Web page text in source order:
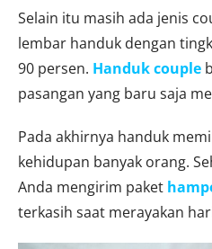
Selain itu masih ada jenis
lembar handuk dengan
90 persen. Handuk couple
pasangan yang baru saja
Pada akhirnya handuk
kehidupan banyak orang.
Anda mengirim paket
terkasih saat merayakan